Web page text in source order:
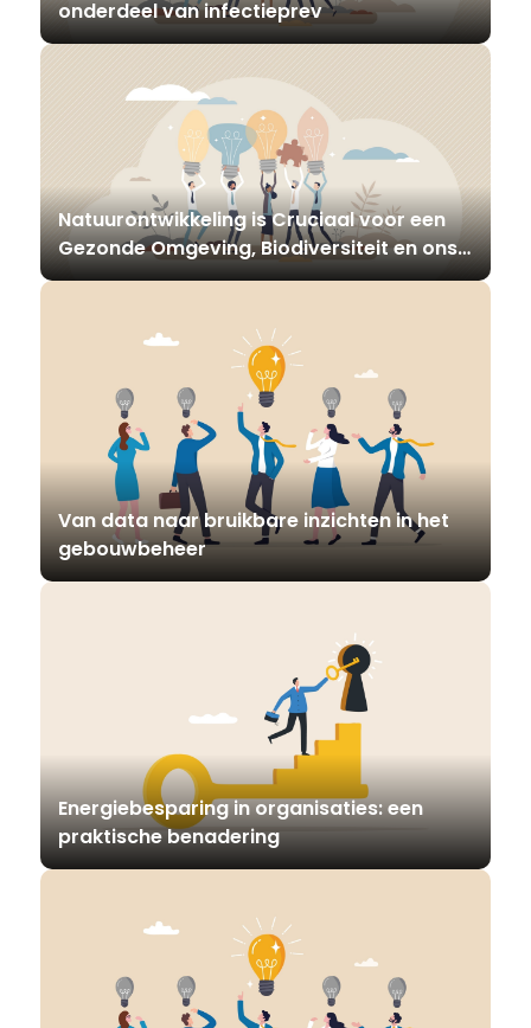
onderdeel van infectieprev
Natuurontwikkeling is Cruciaal voor een
Gezonde Omgeving, Biodiversiteit en ons
Klimaat
Van data naar bruikbare inzichten in het
gebouwbeheer
Energiebesparing in organisaties: een
praktische benadering